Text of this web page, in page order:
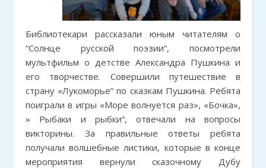
Библиотекари рассказали юным читателям о
“Солнце русской поэзии“, посмотрели
мультфильм о детстве Александра Пушкина и
его творчестве. Совершили путешествие в
страну «Лукоморье“ по сказкам Пушкина. Ребята
поиграли в игры «Море волнуется раз», «Бочка»,
» Рыбаки и рыбки“, отвечали на вопросы
викторины. За правильные ответы ребята
получали волшебные листики, которые в конце
мероприятия вернули сказочному Дубу